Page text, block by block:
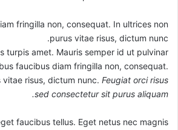
fringilla non, consequat. In ultrices non
purus vitae risus, dictum nunc.
turpis amet. Mauris semper id ut pulvinar
faucibus diam fringilla non, consequat.
vitae risus, dictum nunc. Feugiat orci risus
sed consectetur sit purus aliquam.
faucibus tellus. Eget netus nec magnis